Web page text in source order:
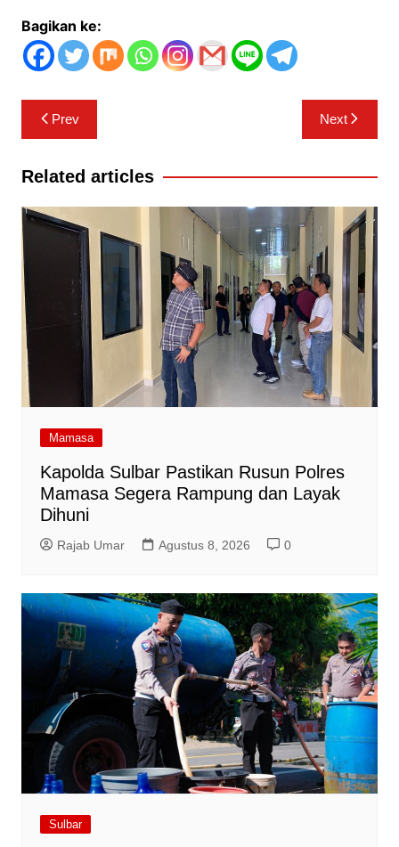
Bagikan ke:
Navigasi
pos
Prev Next
Related articles
Mamasa
Kapolda Sulbar Pastikan Rusun Polres
Mamasa Segera Rampung dan Layak
Dihuni
Rajab Umar Agustus 8, 2026 0
Sulbar